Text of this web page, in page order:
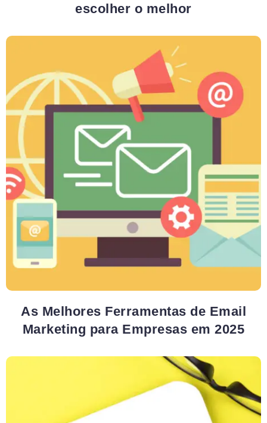
escolher o melhor
As Melhores Ferramentas de Email
Marketing para Empresas em 2025